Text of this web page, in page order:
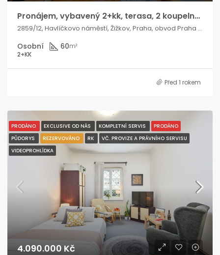
Pronájem, vybavený 2+kk, terasa, 2 koupelny, 2× parkování, Praha 3
2859/12, Havlíčkovo náměstí, Žižkov, Praha, obvod Praha 3, Hlavní město Praha, Praha, 130 00, Česko
Osobní 60m²
2+KK
Před 1 rokem
PRODÁNO EXCLUSIVE OD NÁS KOMPLETNÍ SERVIS
PRODÁNO
PŮDORYS
REZERVOVÁNO RK
VČ. PROVIZE A PRÁVNÍHO SERVISU
VIDEOPROHLÍDKA
4.090.000 Kč